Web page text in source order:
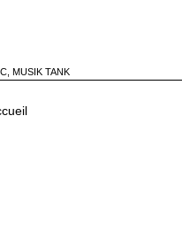
,MUSIK TANK